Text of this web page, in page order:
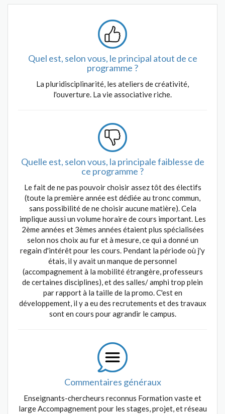
Quel est, selon vous, le principal atout de ce
programme ?
La pluridisciplinarité, les ateliers de créativité,
l'ouverture. La vie associative riche.
Quelle est, selon vous, la principale faiblesse de
ce programme ?
Le fait de ne pas pouvoir choisir assez tôt des électifs
(toute la première année est dédiée au tronc commun,
sans possibilité de ne choisir aucune matière). Cela
implique aussi un volume horaire de cours important. Les
2ème années et 3èmes années étaient plus spécialisées
selon nos choix au fur et à mesure, ce qui a donné un
regain d'intérêt pour les cours. Pendant la période où j'y
étais, il y avait un manque de personnel
(accompagnement à la mobilité étrangère, professeurs
de certaines disciplines), et des salles/ amphi trop plein
par rapport à la taille de la promo. C'est en
développement, il y a eu des recrutements et des travaux
sont en cours pour agrandir le campus.
Commentaires généraux
Enseignants-chercheurs reconnus Formation vaste et
large Accompagnement pour les stages, projet, et réseau